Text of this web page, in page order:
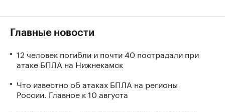
Главные новости
12 человек погибли и почти 40 пострадали при
атаке БПЛА на Нижнекамск
Что известно об атаках БПЛА на регионы
России. Главное к 10 августа